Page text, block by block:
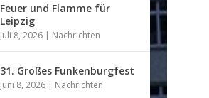
Feuer und Flamme für
Leipzig
Juli 8, 2026 | Nachrichten
31. Großes Funkenburgfest
Juni 8, 2026 | Nachrichten